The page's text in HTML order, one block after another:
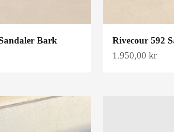
Bark
Rivecour 592
Salgspris
1.950,00 kr